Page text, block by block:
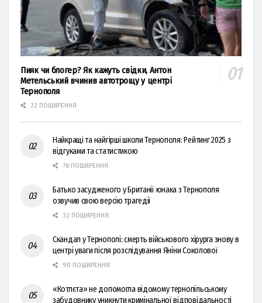
Пияк чи блогер? Як кажуть свідки, Антон
Метельський вчинив автотрощу у центрі
Тернополя
22 ПОШИРЕННЯ
Найкращі та найгірші школи Тернополя: Рейтинг 2025 з
відгуками та статистикою
78 ПОШИРЕННЯ
Батько засудженого у Британії юнака з Тернополя
озвучив свою версію трагедії
32 ПОШИРЕННЯ
Скандал у Тернополі: смерть військового хірурга знову в
центрі уваги після розслідування Яніни Соколової
90 ПОШИРЕННЯ
«Котлєта» не допомогла відомому тернопільському
забудовнику уникнути кримінальної відповідальності